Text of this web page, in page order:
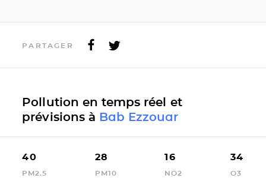
PARTAGER
Pollution en temps réel et
prévisions à Bab Ezzouar
40
PM2.5
28
PM10
16
NO2
34
O3